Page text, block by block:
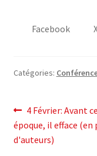
Facebook
Catégories:
post
navigation
Post
précédent:
4 Février: Avant
époque, il efface (en
d'auteurs)